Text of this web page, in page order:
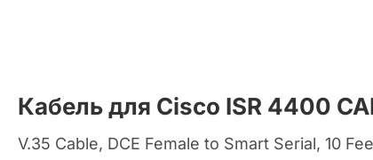
Кабель для Cisco ISR 4400
V.35 Cable, DCE Female to Smart Serial, 10